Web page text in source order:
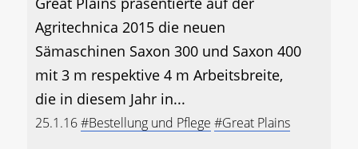
Agritechnica 2015 die neuen
Sämaschinen Saxon 300 und Saxon 400
mit 3 m respektive 4 m Arbeitsbreite,
die in diesem Jahr in...
25.1.16#Bestellung und Pflege #Great Plains